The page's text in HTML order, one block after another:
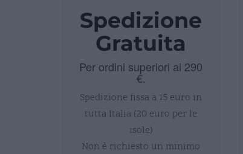
Spedizione
Gratuita
Per ordini superiori ai 290
€.
Spedizione fissa a 15 euro in
tutta Italia (20 euro per le
isole)
Non è richiesto un minimo